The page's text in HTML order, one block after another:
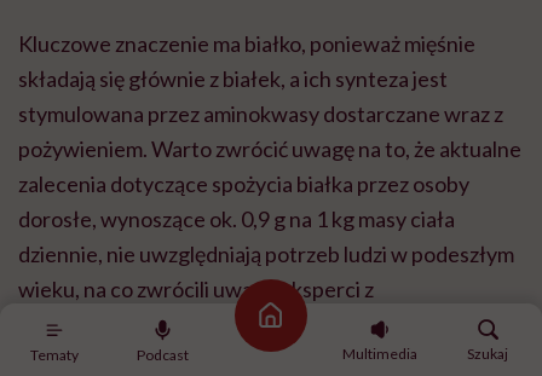
Tematy Podcast
Strona główna
Multimedia
Szukaj
Kluczowe znaczenie ma białko, ponieważ mięśnie
składają się głównie z białek, a ich synteza jest
stymulowana przez aminokwasy dostarczane wraz z
pożywieniem. Warto zwrócić uwagę na to, że aktualne
zalecenia dotyczące spożycia białka przez osoby
dorosłe, wynoszące ok. 0,9 g na 1 kg masy ciała
dziennie, nie uwzględniają potrzeb ludzi w podeszłym
wieku, na co zwrócili uwagę eksperci z
Międzynarodowej Grupy Badawczej PROT-AGE.
Dlatego młodszej kobiecie ważącej ok. 65 kg do